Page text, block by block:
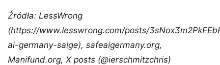
Źródła: LessWrong
(https://www.lesswrong.com/posts/
ai-germany-saige), safeaigermany.org,
Manifund.org, X posts (@ierschmitzchris)